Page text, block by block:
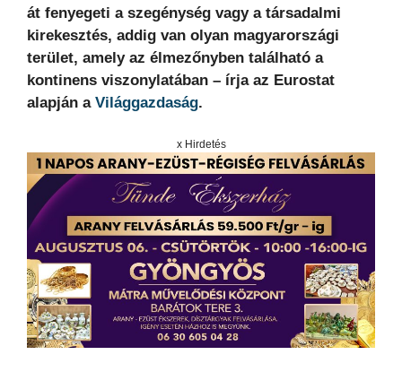
át fenyegeti a szegénység vagy a társadalmi
kirekesztés, addig van olyan magyarországi
terület, amely az élmezőnyben található a
kontinens viszonylatában – írja az Eurostat
alapján a Világgazdaság.
x Hirdetés